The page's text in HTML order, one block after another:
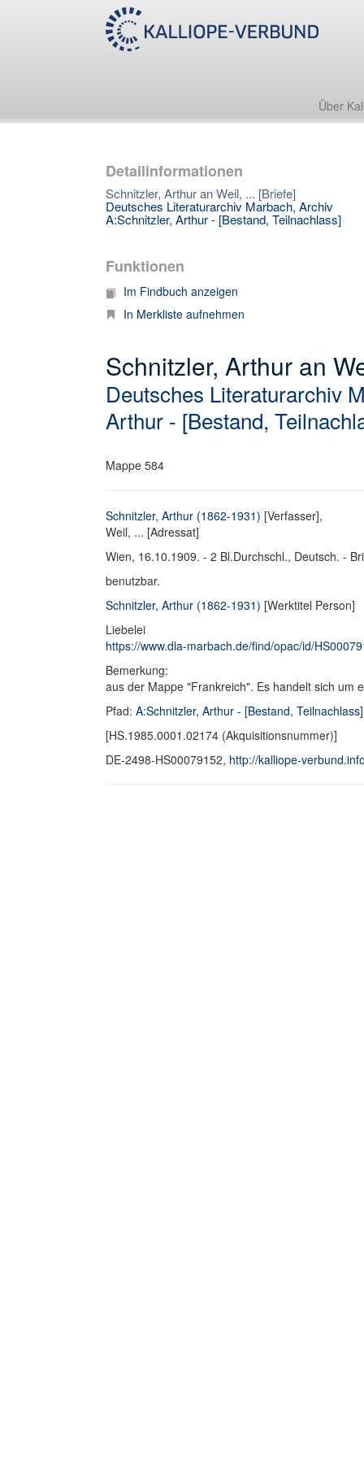
Über
Detailinformationen
Schnitzler, Arthur an Weil, ... [Briefe]
Deutsches Literaturarchiv Marbach, Archiv
A:Schnitzler, Arthur - [Bestand, Teilnachlass]
Funktionen
Im Findbuch anzeigen
In Merkliste aufnehmen
Schnitzler, Arthur an
Deutsches Literaturarchiv
Arthur - [Bestand,
Mappe 584
Schnitzler, Arthur (1862-1931) [Verfasser],
Weil, ... [Adressat]
Wien, 16.10.1909. - 2 Bl.Durchschl., Deutsch. -
benutzbar.
Schnitzler, Arthur (1862-1931) [Werktitel Person]
Liebelei
https://www.dla-marbach.de/find/opac/id/
Bemerkung:
aus der Mappe "Frankreich". Es handelt sich um
Pfad: A:Schnitzler, Arthur - [Bestand, Teilnachlass]
[HS.1985.0001.02174 (Akquisitionsnummer)]
DE-2498-HS00079152, http://kalliope-